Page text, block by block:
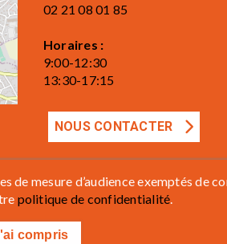
02 21 08 01 85
Horaires :
9:00-12:30
13:30-17:15
NOUS CONTACTER
mesure d’audience exemptés de
politique de confidentialité.
compris